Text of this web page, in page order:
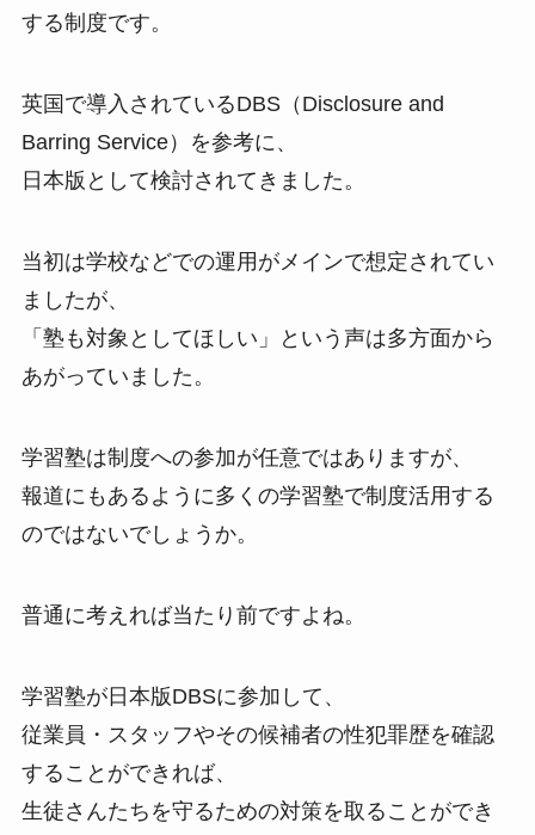
する制度です。
英国で導入されているDBS（Disclosure and
Barring Service）を参考に、
日本版として検討されてきました。
当初は学校などでの運用がメインで想定されてい
ましたが、
「塾も対象としてほしい」という声は多方面から
あがっていました。
学習塾は制度への参加が任意ではありますが、
報道にもあるように多くの学習塾で制度活用する
のではないでしょうか。
普通に考えれば当たり前ですよね。
学習塾が日本版DBSに参加して、
従業員・スタッフやその候補者の性犯罪歴を確認
することができれば、
生徒さんたちを守るための対策を取ることができ